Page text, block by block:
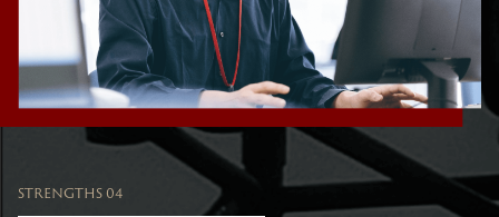
STRENGTHS 04